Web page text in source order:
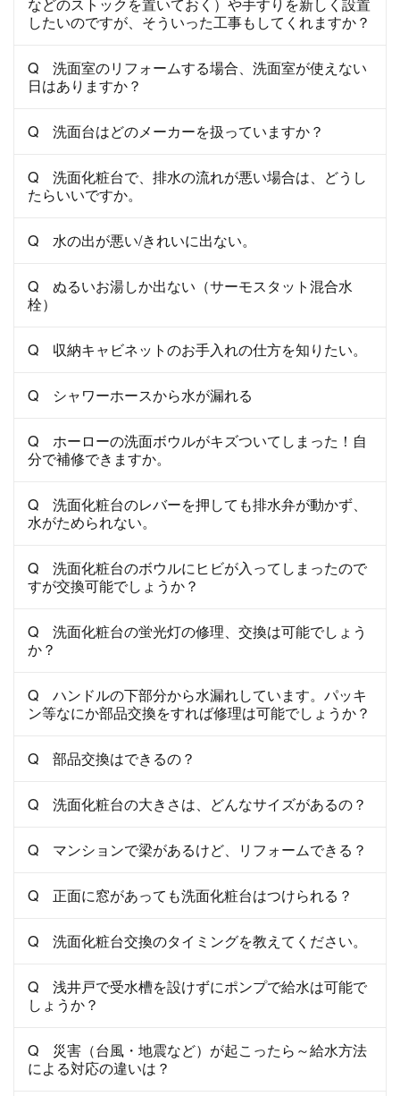
したいのですが、そういった工事もしてくれますか？
Q 洗面室のリフォームする場合、洗面室が使えない
日はありますか？
Q 洗面台はどのメーカーを扱っていますか？
Q 洗面化粧台で、排水の流れが悪い場合は、どうし
たらいいですか。
Q 水の出が悪い/きれいに出ない。
Q ぬるいお湯しか出ない（サーモスタット混合水
栓）
Q 収納キャビネットのお手入れの仕方を知りたい。
Q シャワーホースから水が漏れる
Q ホーローの洗面ボウルがキズついてしまった！自
分で補修できますか。
Q 洗面化粧台のレバーを押しても排水弁が動かず、
水がためられない。
Q 洗面化粧台のボウルにヒビが入ってしまったので
すが交換可能でしょうか？
Q 洗面化粧台の蛍光灯の修理、交換は可能でしょう
か？
Q ハンドルの下部分から水漏れしています。パッキ
ン等なにか部品交換をすれば修理は可能でしょうか？
Q 部品交換はできるの？
Q 洗面化粧台の大きさは、どんなサイズがあるの？
Q マンションで梁があるけど、リフォームできる？
Q 正面に窓があっても洗面化粧台はつけられる？
Q 洗面化粧台交換のタイミングを教えてください。
Q 浅井戸で受水槽を設けずにポンプで給水は可能で
しょうか？
Q 災害（台風・地震など）が起こったら～給水方法
による対応の違いは？